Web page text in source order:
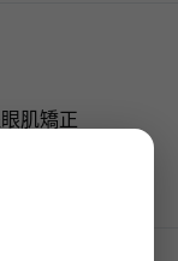
肌矯正